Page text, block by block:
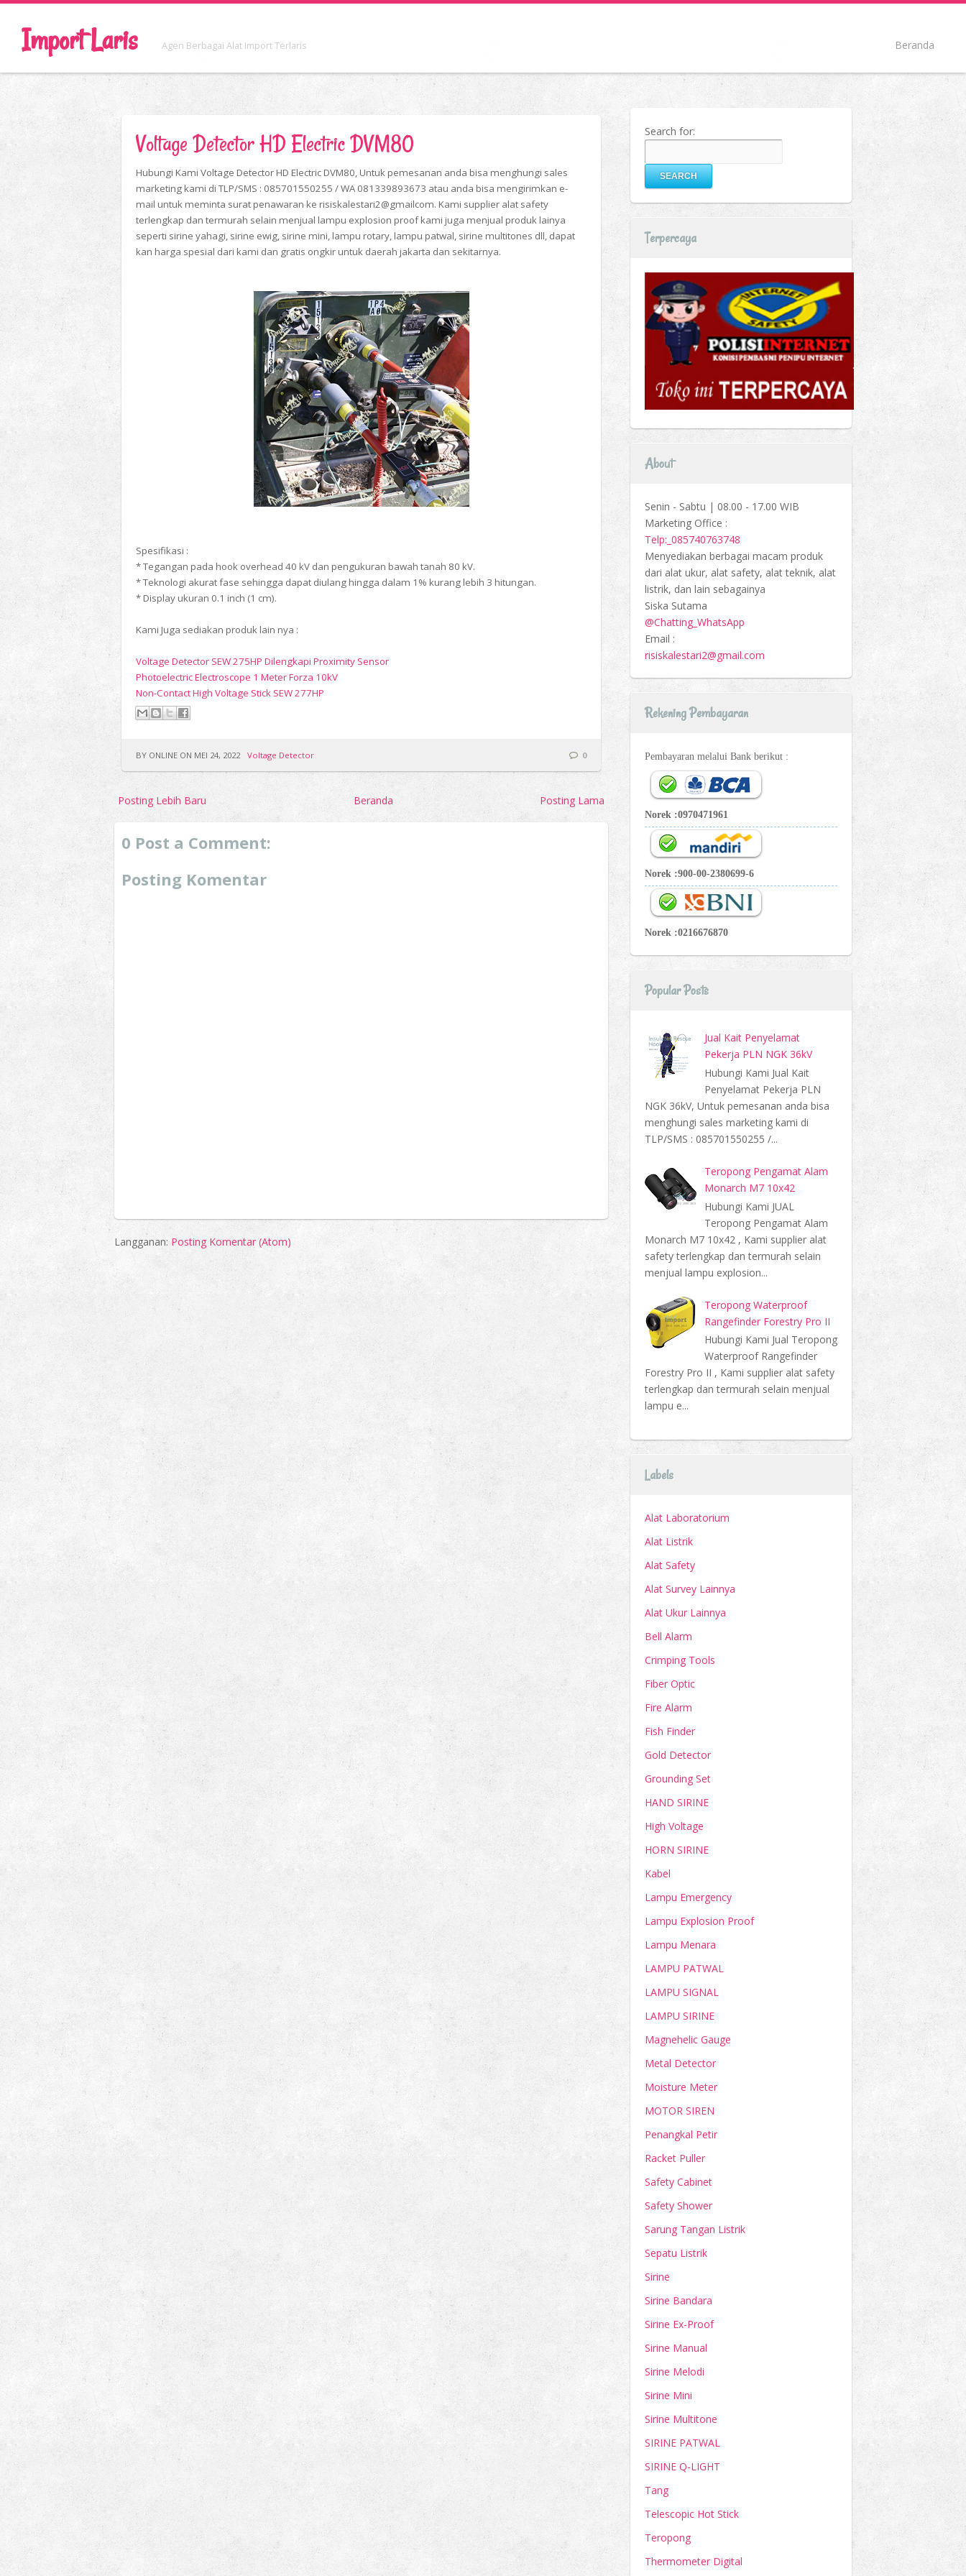
Import Laris Agen Berbagai Alat Import Terlaris Beranda
Voltage Detector HD Electric DVM80
Hubungi Kami Voltage Detector HD Electric DVM80, Untuk pemesanan anda bisa menghungi sales
marketing kami di TLP/SMS : 085701550255 / WA 081339893673 atau anda bisa mengirimkan e-
mail untuk meminta surat penawaran ke risiskalestari2@gmailcom. Kami supplier alat safety
terlengkap dan termurah selain menjual lampu explosion proof kami juga menjual produk lainya
seperti sirine yahagi, sirine ewig, sirine mini, lampu rotary, lampu patwal, sirine multitones dll, dapat
kan harga spesial dari kami dan gratis ongkir untuk daerah jakarta dan sekitarnya.
Spesifikasi :
* Tegangan pada hook overhead 40 kV dan pengukuran bawah tanah 80 kV.
* Teknologi akurat fase sehingga dapat diulang hingga dalam 1% kurang lebih 3 hitungan.
* Display ukuran 0.1 inch (1 cm).
Kami Juga sediakan produk lain nya :
Voltage Detector SEW 275HP Dilengkapi Proximity Sensor
Photoelectric Electroscope 1 Meter Forza 10kV
Non-Contact High Voltage Stick SEW 277HP
BY ONLINE ON MEI 24, 2022 Voltage Detector 0
Posting Lebih Baru Posting Lama
Beranda
0 Post a Comment:
Posting Komentar
Langganan: Posting Komentar (Atom)
Search for:
Terpercaya
About
Senin - Sabtu | 08.00 - 17.00 WIB
Marketing Office :
Telp:_085740763748
Menyediakan berbagai macam produk
dari alat ukur, alat safety, alat teknik, alat
listrik, dan lain sebagainya
Siska Sutama
@Chatting_WhatsApp
Email :
risiskalestari2@gmail.com
Rekening Pembayaran
Pembayaran melalui Bank berikut :
Norek :0970471961
Norek :900-00-2380699-6
Norek :0216676870
Popular Posts
Jual Kait Penyelamat
Pekerja PLN NGK 36kV
Hubungi Kami Jual Kait
Penyelamat Pekerja PLN
NGK 36kV, Untuk pemesanan anda bisa
menghungi sales marketing kami di
TLP/SMS : 085701550255 /...
Teropong Pengamat Alam
Monarch M7 10x42
Hubungi Kami JUAL
Teropong Pengamat Alam
Monarch M7 10x42 , Kami supplier alat
safety terlengkap dan termurah selain
menjual lampu explosion...
Teropong Waterproof
Rangefinder Forestry Pro II
Hubungi Kami Jual Teropong
Waterproof Rangefinder
Forestry Pro II , Kami supplier alat safety
terlengkap dan termurah selain menjual
lampu e...
Labels
Alat Laboratorium
Alat Listrik
Alat Safety
Alat Survey Lainnya
Alat Ukur Lainnya
Bell Alarm
Crimping Tools
Fiber Optic
Fire Alarm
Fish Finder
Gold Detector
Grounding Set
HAND SIRINE
High Voltage
HORN SIRINE
Kabel
Lampu Emergency
Lampu Explosion Proof
Lampu Menara
LAMPU PATWAL
LAMPU SIGNAL
LAMPU SIRINE
Magnehelic Gauge
Metal Detector
Moisture Meter
MOTOR SIREN
Penangkal Petir
Racket Puller
Safety Cabinet
Safety Shower
Sarung Tangan Listrik
Sepatu Listrik
Sirine
Sirine Bandara
Sirine Ex-Proof
Sirine Manual
Sirine Melodi
Sirine Mini
Sirine Multitone
SIRINE PATWAL
SIRINE Q-LIGHT
Tang
Telescopic Hot Stick
Teropong
Thermometer Digital